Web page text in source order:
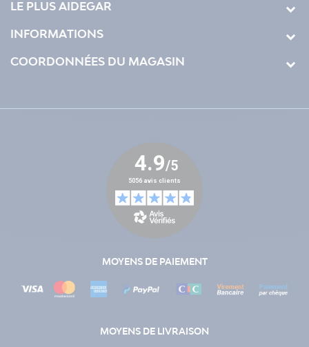
LE PLUS AIDEGAR
INFORMATIONS
COORDONNÉES DU MAGASIN
MOYENS DE PAIEMENT
MOYENS DE LIVRAISON